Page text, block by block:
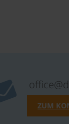
ZUM